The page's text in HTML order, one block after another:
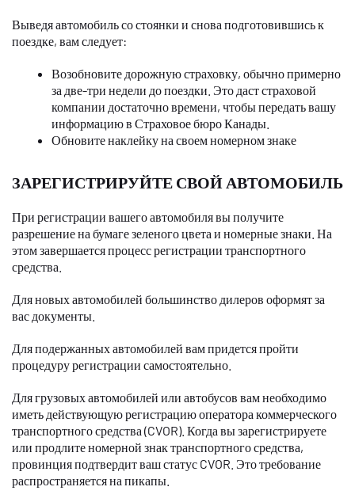
Выведя автомобиль со стоянки и снова подготовившись к
поездке, вам следует:
Возобновите дорожную страховку, обычно примерно
за две-три недели до поездки. Это даст страховой
компании достаточно времени, чтобы передать вашу
информацию в Страховое бюро Канады.
Обновите наклейку на своем номерном знаке
ЗАРЕГИСТРИРУЙТЕ СВОЙ АВТОМОБИЛЬ
При регистрации вашего автомобиля вы получите
разрешение на бумаге зеленого цвета и номерные знаки. На
этом завершается процесс регистрации транспортного
средства.
Для новых автомобилей большинство дилеров оформят за
вас документы.
Для подержанных автомобилей вам придется пройти
процедуру регистрации самостоятельно.
Для грузовых автомобилей или автобусов вам необходимо
иметь действующую регистрацию оператора коммерческого
транспортного средства (CVOR). Когда вы зарегистрируете
или продлите номерной знак транспортного средства,
провинция подтвердит ваш статус CVOR. Это требование
распространяется на пикапы.